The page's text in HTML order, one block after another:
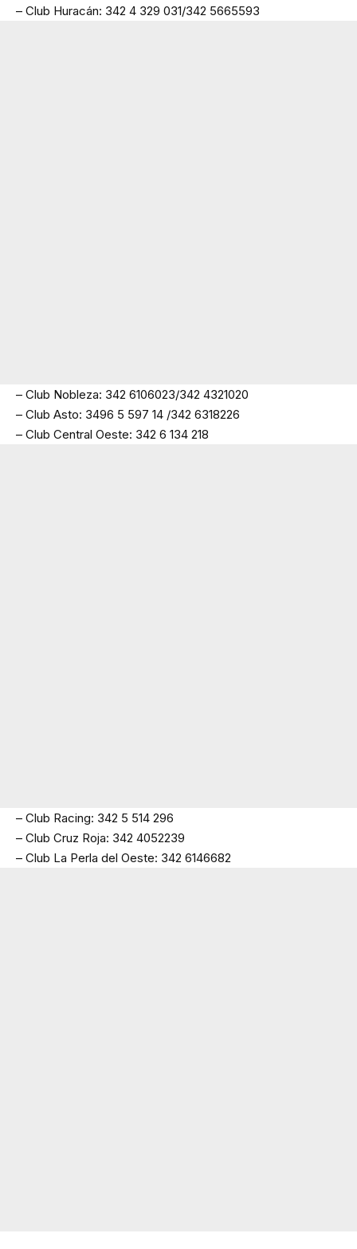
– Club Huracán: 342 4 329 031/342 5665593
– Club Nobleza: 342 6106023/342 4321020
– Club Asto: 3496 5 597 14 /342 6318226
– Club Central Oeste: 342 6 134 218
– Club Racing: 342 5 514 296
– Club Cruz Roja: 342 4052239
– Club La Perla del Oeste: 342 6146682